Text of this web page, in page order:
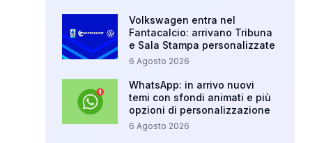
Volkswagen entra nel
Fantacalcio: arrivano Tribuna
e Sala Stampa personalizzate
6 Agosto 2026
WhatsApp: in arrivo nuovi
temi con sfondi animati e più
opzioni di personalizzazione
6 Agosto 2026